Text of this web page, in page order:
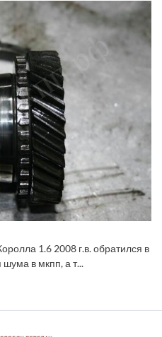
1.6 2008 г.в. обратился в
шума в мкпп, а т...